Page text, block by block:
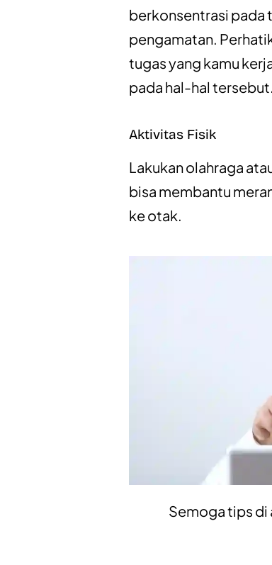
berkonsentrasi pada
pengamatan.
tugas yang kamu
pada hal-hal tersebut.
Aktivitas Fisik
Lakukan olahraga
bisa membantu
ke otak.
Semoga tips